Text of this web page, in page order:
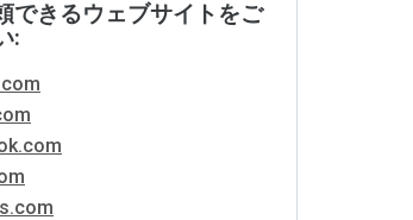
できるウェブサイトをご
: